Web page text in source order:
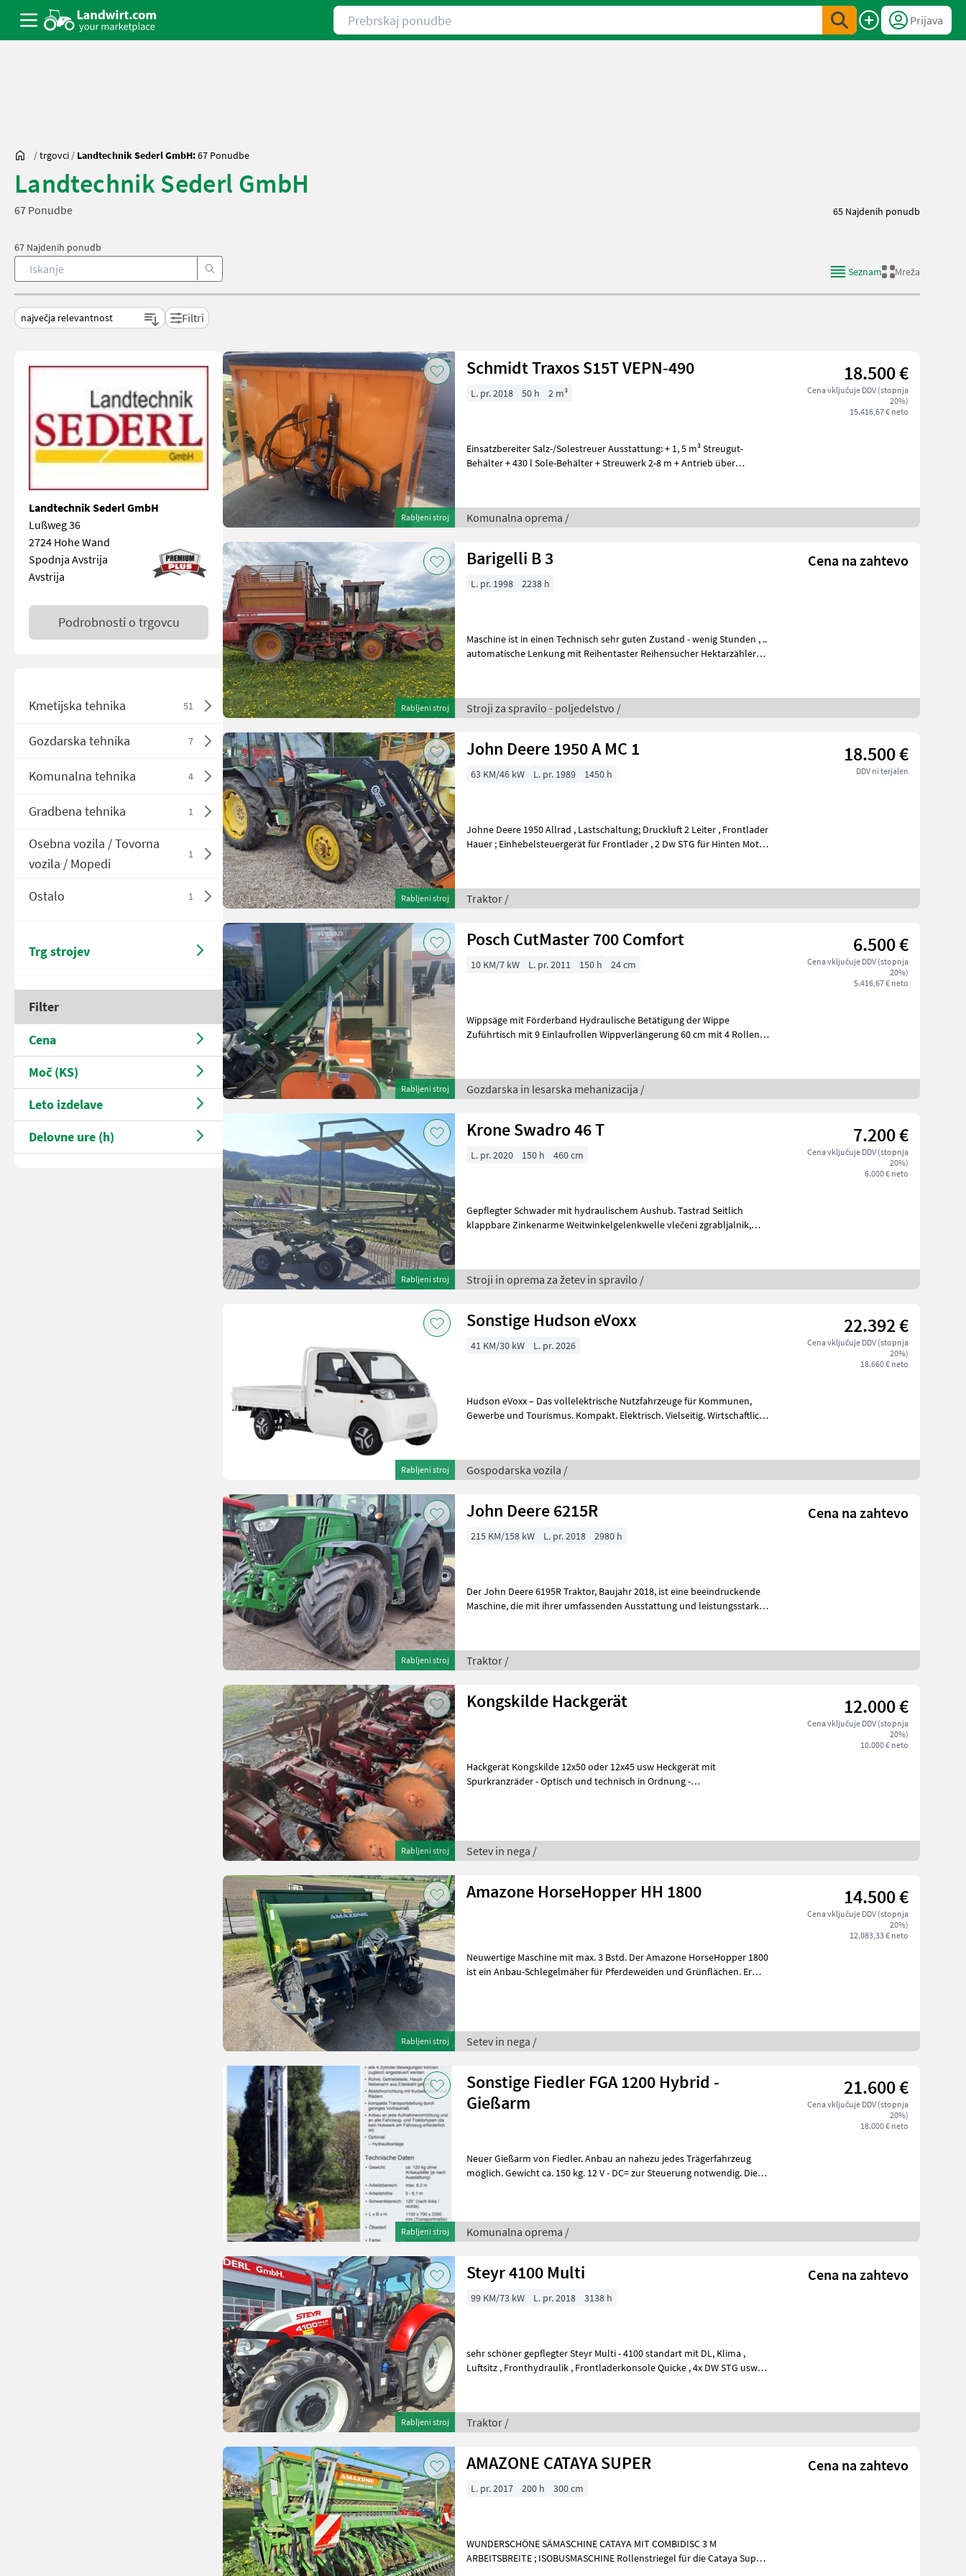
Prebrskaj ponudbe
Prijava
/trgovci / Landtechnik Sederl GmbH:67 Ponudbe
Landtechnik Sederl GmbH
67 Ponudbe 65 Najdenih ponudb
67 Najdenih ponudb
Seznam
Mreža
Filtri
Landtechnik Sederl GmbH
Lußweg 36
2724 Hohe Wand
Spodnja Avstrija
Avstrija
Podrobnosti o trgovcu
Kmetijska tehnika 51
Gozdarska tehnika 7
Komunalna tehnika 4
Gradbena tehnika 1
Osebna vozila / Tovorna
vozila / Mopedi
1
Ostalo 1
Trg strojev
Filter
Cena
Moč (KS)
Leto izdelave
Delovne ure (h)
Rabljeni stroj
Schmidt Traxos S15T VEPN-490 18.500 €
Cena vključuje DDV (stopnja
20%)
15.416,67 € neto
L. pr. 2018 50 h 2 m³
Einsatzbereiter Salz-/Solestreuer Ausstattung: + 1, 5 m³ Streugut-
Behälter + 430 l Sole-Behälter + Streuwerk 2-8 m + Antrieb über
Komunalna oprema /
Rabljeni stroj
Barigelli B 3 Cena na zahtevo
L. pr. 1998 2238 h
Maschine ist in einen Technisch sehr guten Zustand - wenig Stunden , ..
automatische Lenkung mit Reihentaster Reihensucher Hektarzähler
Stroji za spravilo - poljedelstvo /
Rabljeni stroj
John Deere 1950 A MC 1 18.500 €
DDV ni terjalen
63 KM/46 kW L. pr. 1989 1450 h
Johne Deere 1950 Allrad , Lastschaltung; Druckluft 2 Leiter , Frontlader
Hauer ; Einhebelsteuergerät für Frontlader , 2 Dw STG für Hinten Motor
Traktor /
Rabljeni stroj
Posch CutMaster 700 Comfort 6.500 €
Cena vključuje DDV (stopnja
20%)
5.416,67 € neto
10 KM/7 kW L. pr. 2011 150 h 24 cm
Wippsäge mit Förderband Hydraulische Betätigung der Wippe
Zuführtisch mit 9 Einlaufrollen Wippverlängerung 60 cm mit 4 Rollen
Gozdarska in lesarska mehanizacija /
Rabljeni stroj
Krone Swadro 46 T 7.200 €
Cena vključuje DDV (stopnja
20%)
6.000 € neto
L. pr. 2020 150 h 460 cm
Gepflegter Schwader mit hydraulischem Aushub. Tastrad Seitlich
klappbare Zinkenarme Weitwinkelgelenkwelle vlečeni zgrabljalnik,
Stroji in oprema za žetev in spravilo /
Rabljeni stroj
Sonstige Hudson eVoxx 22.392 €
Cena vključuje DDV (stopnja
20%)
18.660 € neto
41 KM/30 kW L. pr. 2026
Hudson eVoxx – Das vollelektrische Nutzfahrzeuge für Kommunen,
Gewerbe und Tourismus. Kompakt. Elektrisch. Vielseitig. Wirtschaftlich.
Gospodarska vozila /
Rabljeni stroj
John Deere 6215R Cena na zahtevo
215 KM/158 kW L. pr. 2018 2980 h
Der John Deere 6195R Traktor, Baujahr 2018, ist eine beeindruckende
Maschine, die mit ihrer umfassenden Ausstattung und leistungsstarken
Traktor /
Rabljeni stroj
Kongskilde Hackgerät 12.000 €
Cena vključuje DDV (stopnja
20%)
10.000 € neto
Hackgerät Kongskilde 12x50 oder 12x45 usw Heckgerät mit
Spurkranzräder - Optisch und technisch in Ordnung -
Setev in nega /
Rabljeni stroj
Amazone HorseHopper HH 1800 14.500 €
Cena vključuje DDV (stopnja
20%)
12.083,33 € neto
Neuwertige Maschine mit max. 3 Bstd. Der Amazone HorseHopper 1800
ist ein Anbau-Schlegelmäher für Pferdeweiden und Grünflächen. Er
Setev in nega /
Rabljeni stroj
Sonstige Fiedler FGA 1200 Hybrid -
Gießarm
21.600 €
Cena vključuje DDV (stopnja
20%)
18.000 € neto
Neuer Gießarm von Fiedler. Anbau an nahezu jedes Trägerfahrzeug
möglich. Gewicht ca. 150 kg. 12 V - DC= zur Steuerung notwendig. Die
Komunalna oprema /
Rabljeni stroj
Steyr 4100 Multi Cena na zahtevo
99 KM/73 kW L. pr. 2018 3138 h
sehr schöner gepflegter Steyr Multi - 4100 standart mit DL, Klima ,
Luftsitz , Fronthydraulik , Frontladerkonsole Quicke , 4x DW STG usw
Traktor /
AMAZONE CATAYA SUPER Cena na zahtevo
L. pr. 2017 200 h 300 cm
WUNDERSCHÖNE SÄMASCHINE CATAYA MIT COMBIDISC 3 M
ARBEITSBREITE ; ISOBUSMASCHINE Rollenstriegel für die Cataya Super